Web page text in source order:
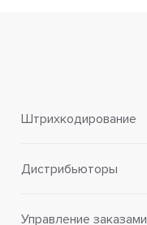
Штрихкодирование
Дистрибьюторы
Управление заказами